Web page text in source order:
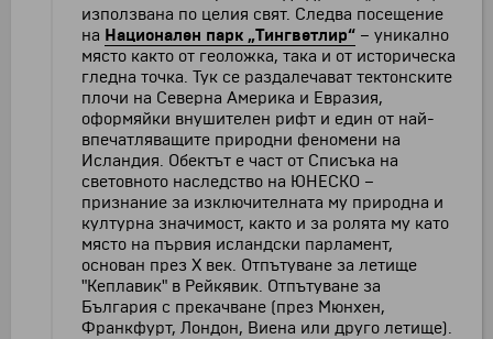
използвана по целия свят. Следва посещение
на Национален парк „Тингветлир“ – уникално
място както от геоложка, така и от историческа
гледна точка. Тук се раздалечават тектонските
плочи на Северна Америка и Евразия,
оформяйки внушителен рифт и един от най-
впечатляващите природни феномени на
Исландия. Обектът е част от Списъка на
световното наследство на ЮНЕСКО –
признание за изключителната му природна и
културна значимост, както и за ролята му като
място на първия исландски парламент,
основан през X век. Отпътуване за летище
"Кеплавик" в Рейкявик. Отпътуване за
България с прекачване (през Мюнхен,
Франкфурт, Лондон, Виена или друго летище).